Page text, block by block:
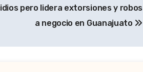
pero lidera extorsiones y robos
a negocio en Guanajuato